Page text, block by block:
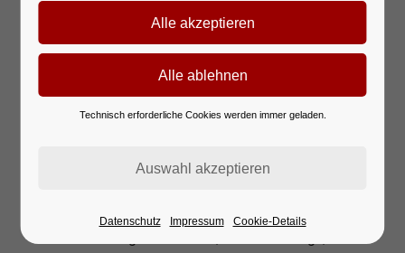
Technisch erforderliche Cookies werden immer geladen.
Datenschutz Impressum Cookie-Details